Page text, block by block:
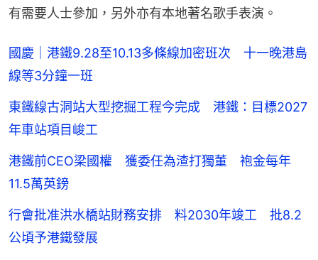
有需要人士參加，另外亦有本地著名歌手表演。
國慶｜港鐵9.28至10.13多條線加密班次 十一晚港島
線等3分鐘一班
東鐵線古洞站大型挖掘工程今完成 港鐵：目標2027
年車站項目峻工
港鐵前CEO梁國權 獲委任為渣打獨董 袍金每年
11.5萬英鎊
行會批准洪水橋站財務安排 料2030年竣工 批8.2
公頃予港鐵發展